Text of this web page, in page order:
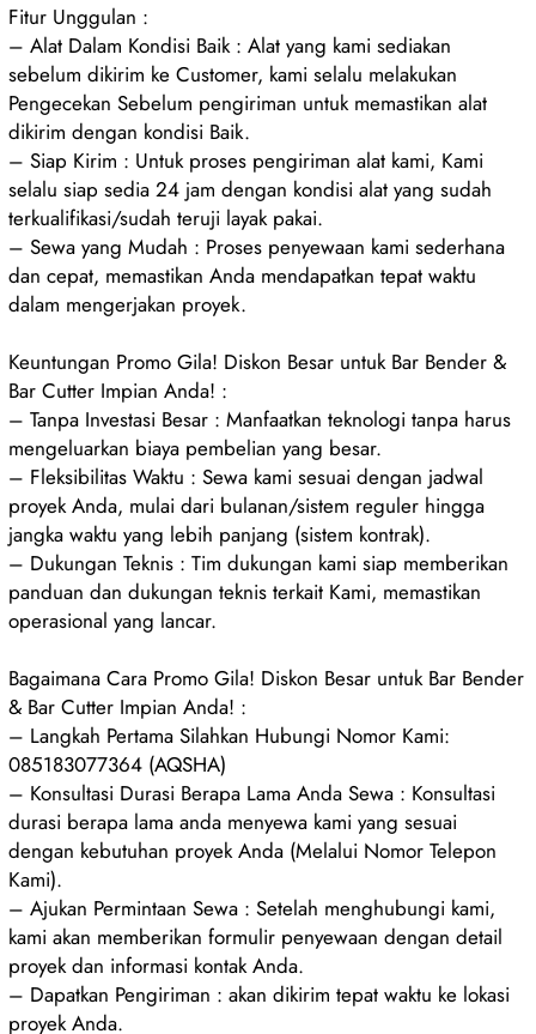
Fitur Unggulan :
– Alat Dalam Kondisi Baik : Alat yang kami sediakan
sebelum dikirim ke Customer, kami selalu melakukan
Pengecekan Sebelum pengiriman untuk memastikan alat
dikirim dengan kondisi Baik.
– Siap Kirim : Untuk proses pengiriman alat kami, Kami
selalu siap sedia 24 jam dengan kondisi alat yang sudah
terkualifikasi/sudah teruji layak pakai.
– Sewa yang Mudah : Proses penyewaan kami sederhana
dan cepat, memastikan Anda mendapatkan tepat waktu
dalam mengerjakan proyek.
Keuntungan Promo Gila! Diskon Besar untuk Bar Bender &
Bar Cutter Impian Anda! :
– Tanpa Investasi Besar : Manfaatkan teknologi tanpa harus
mengeluarkan biaya pembelian yang besar.
– Fleksibilitas Waktu : Sewa kami sesuai dengan jadwal
proyek Anda, mulai dari bulanan/sistem reguler hingga
jangka waktu yang lebih panjang (sistem kontrak).
– Dukungan Teknis : Tim dukungan kami siap memberikan
panduan dan dukungan teknis terkait Kami, memastikan
operasional yang lancar.
Bagaimana Cara Promo Gila! Diskon Besar untuk Bar Bender
& Bar Cutter Impian Anda! :
– Langkah Pertama Silahkan Hubungi Nomor Kami:
085183077364 (AQSHA)
– Konsultasi Durasi Berapa Lama Anda Sewa : Konsultasi
durasi berapa lama anda menyewa kami yang sesuai
dengan kebutuhan proyek Anda (Melalui Nomor Telepon
Kami).
– Ajukan Permintaan Sewa : Setelah menghubungi kami,
kami akan memberikan formulir penyewaan dengan detail
proyek dan informasi kontak Anda.
– Dapatkan Pengiriman : akan dikirim tepat waktu ke lokasi
proyek Anda.